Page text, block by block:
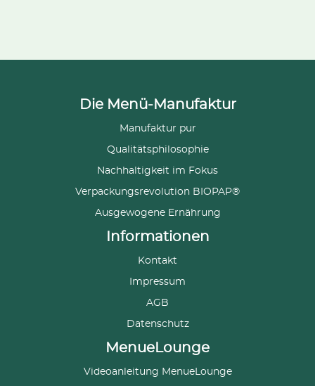
Die Menü-Manufaktur
Manufaktur pur
Qualitätsphilosophie
Nachhaltigkeit im Fokus
Verpackungsrevolution BIOPAP®
Ausgewogene Ernährung
Informationen
Kontakt
Impressum
AGB
Datenschutz
MenueLounge
Videoanleitung MenueLounge